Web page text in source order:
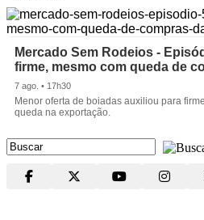
Mercado Sem Rodeios -
firme, mesmo com queda de
7 ago. • 17h30
Menor oferta de boiadas auxiliou para
queda na exportação.